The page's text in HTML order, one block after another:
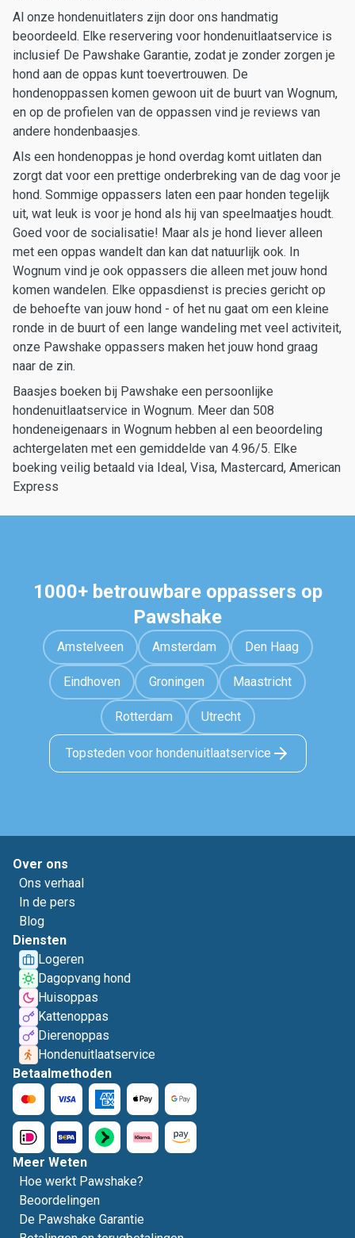
Al onze hondenuitlaters zijn door ons handmatig
beoordeeld. Elke reservering voor hondenuitlaatservice is
inclusief De Pawshake Garantie, zodat je zonder zorgen je
hond aan de oppas kunt toevertrouwen. De
hondenoppassen komen gewoon uit de buurt van Wognum,
en op de profielen van de oppassen vind je reviews van
andere hondenbaasjes.
Als een hondenoppas je hond overdag komt uitlaten dan
zorgt dat voor een prettige onderbreking van de dag voor je
hond. Sommige oppassers laten een paar honden tegelijk
uit, wat leuk is voor je hond als hij van speelmaatjes houdt.
Goed voor de socialisatie! Maar als je hond liever alleen
met een oppas wandelt dan kan dat natuurlijk ook. In
Wognum vind je ook oppassers die alleen met jouw hond
komen wandelen. Elke oppasdienst is precies gericht op
de behoefte van jouw hond - of het nu gaat om een kleine
ronde in de buurt of een lange wandeling met veel activiteit,
onze Pawshake oppassers maken het jouw hond graag
naar de zin.
Baasjes boeken bij Pawshake een persoonlijke
hondenuitlaatservice in Wognum. Meer dan 508
hondeneigenaars in Wognum hebben al een beoordeling
achtergelaten met een gemiddelde van 4.96/5. Elke
boeking veilig betaald via Ideal, Visa, Mastercard, American
Express
1000+ betrouwbare oppassers op
Pawshake
Amstelveen Amsterdam Den Haag
Eindhoven Groningen Maastricht
Rotterdam Utrecht
Topsteden voor hondenuitlaatservice
Over ons
Ons verhaal
In de pers
Blog
Diensten
Logeren
Dagopvang hond
Huisoppas
Kattenoppas
Dierenoppas
Hondenuitlaatservice
Betaalmethoden
Meer Weten
Hoe werkt Pawshake?
Beoordelingen
De Pawshake Garantie